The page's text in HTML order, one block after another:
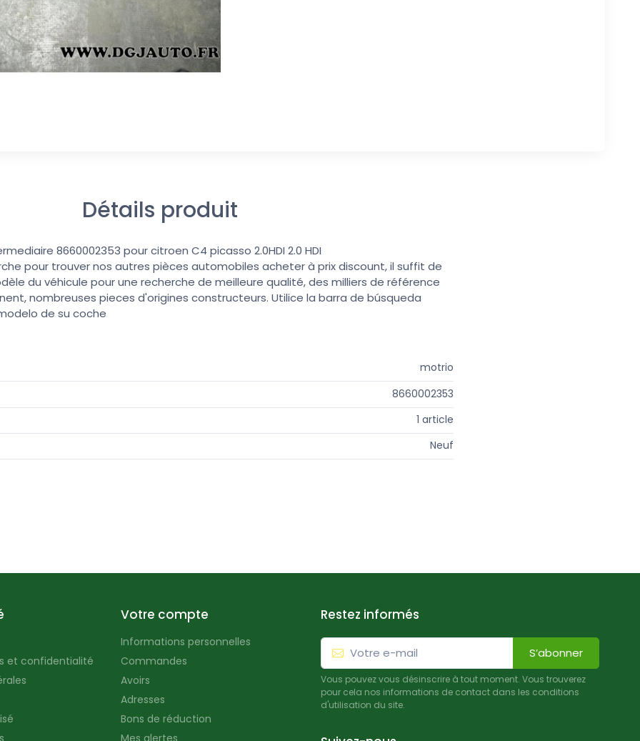
Détails produit
8660002353 pour citroen C4 picasso 2.0HDI 2.0 HDI
pour trouver nos autres pièces automobiles acheter à prix discount, il suffit de
du véhicule pour une recherche de meilleure qualité, des milliers de référence
nombreuses pieces d'origines constructeurs. Utilice la barra de búsqueda
de su coche
motrio
8660002353
1 article
Neuf
et confidentialité
Votre compte
Informations personnelles
Commandes
Avoirs
Adresses
Bons de réduction
Mes alertes
Restez informés
S’abonner
Vous pouvez vous désinscrire à tout moment. Vous trouverez
pour cela nos informations de contact dans les conditions
d'utilisation du site.